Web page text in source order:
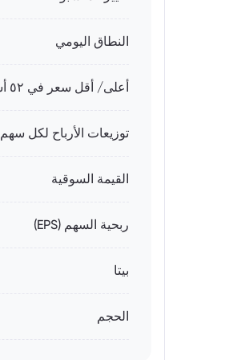
النطاق اليومي
أعلى/ أقل سعر في ٥٢ أسبوعًا
توزيعات الأرباح لكل سهم
القيمة السوقية
ربحية السهم (EPS)
بيتا
الحجم